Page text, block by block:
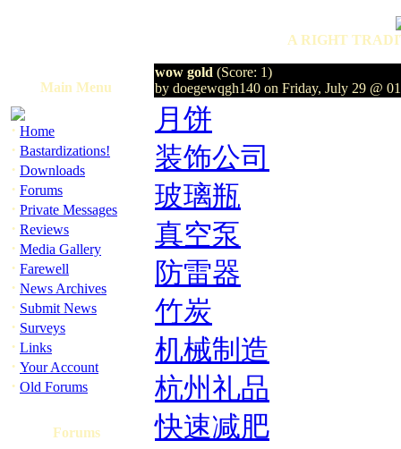
A RIGHT
Main Menu
· Home
· Bastardizations!
· Downloads
· Forums
· Private Messages
· Reviews
· Media Gallery
· Farewell
· News Archives
· Submit News
· Surveys
· Links
· Your Account
· Old Forums
Forums
wow gold (Score: 1)
by doegewqgh140 on Friday, July 29 @
月饼
装饰公司
玻璃瓶
真空泵
防雷器
竹炭
机械制造
杭州礼品
快速减肥